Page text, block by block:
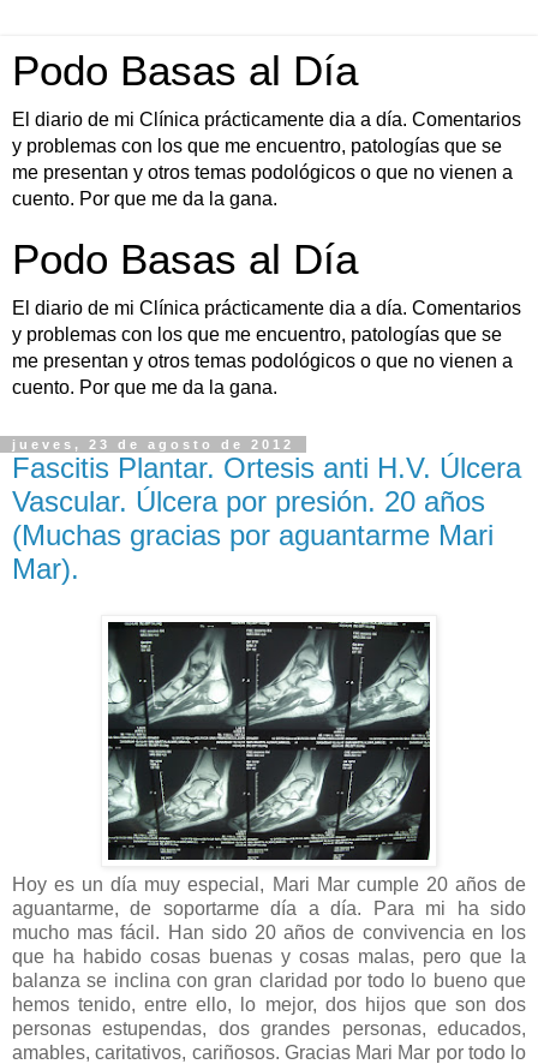
Podo Basas al Día
El diario de mi Clínica prácticamente dia a día. Comentarios
y problemas con los que me encuentro, patologías que se
me presentan y otros temas podológicos o que no vienen a
cuento. Por que me da la gana.
Podo Basas al Día
El diario de mi Clínica prácticamente dia a día. Comentarios
y problemas con los que me encuentro, patologías que se
me presentan y otros temas podológicos o que no vienen a
cuento. Por que me da la gana.
jueves, 23 de agosto de 2012
Fascitis Plantar. Ortesis anti H.V. Úlcera
Vascular. Úlcera por presión. 20 años
(Muchas gracias por aguantarme Mari
Mar).
Hoy es un día muy especial, Mari Mar cumple 20 años de
aguantarme, de soportarme día a día. Para mi ha sido
mucho mas fácil. Han sido 20 años de convivencia en los
que ha habido cosas buenas y cosas malas, pero que la
balanza se inclina con gran claridad por todo lo bueno que
hemos tenido, entre ello, lo mejor, dos hijos que son dos
personas estupendas, dos grandes personas, educados,
amables, caritativos, cariñosos. Gracias Mari Mar por todo lo